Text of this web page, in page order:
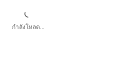
กำลังโหลด...